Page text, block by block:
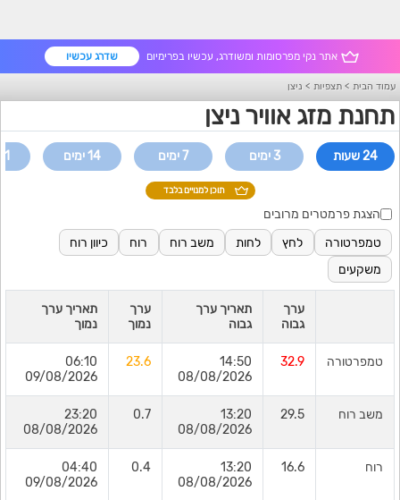
אתר נקי מפרסומות ומשודרג, עכשיו בפרימיום שדרג עכשיו
עמוד הבית > תצפיות > ניצן
תחנת מזג אוויר ניצן
24 שעות 3 ימים 7 ימים 14 ימים 21
תוכן למנויים בלבד
הצגת פרמטרים מרובים
טמפרטורה
לחץ לחות משב רוח רוח
כיוון רוח
משקעים
ערך
גבוה
תאריך ערך
גבוה
ערך
נמוך
תאריך ערך
נמוך
טמפרטורה 32.9
14:50
08/08/2026
23.6
06:10
09/08/2026
משב רוח 29.5
13:20
08/08/2026
0.7
23:20
08/08/2026
רוח 16.6
13:20
08/08/2026
0.4
04:40
09/08/2026